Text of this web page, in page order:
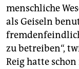
menschliche
als Geiseln
zu betreiben“,
Reig hatte